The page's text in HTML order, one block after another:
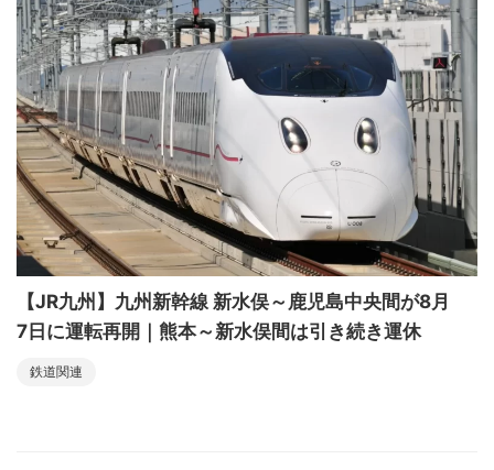
【JR九州】九州新幹線 新水俣～鹿児島中央間が8月
7日に運転再開｜熊本～新水俣間は引き続き運休
鉄道関連